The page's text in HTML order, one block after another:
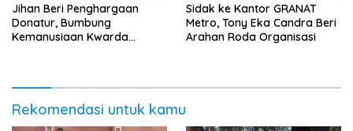
Jihan Beri Penghargaan
Donatur, Bumbung
Kemanusiaan Kwarda
‎Sidak ke Kantor GRANAT
Metro, Tony Eka Candra Beri
Arahan Roda Organisasi
Rekomendasi untuk kamu